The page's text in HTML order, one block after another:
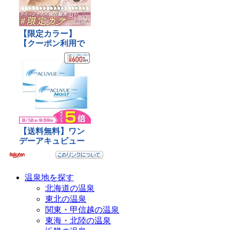
温泉地を探す
北海道の温泉
東北の温泉
関東・甲信越の温泉
東海・北陸の温泉